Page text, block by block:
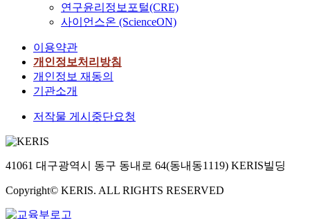
연구윤리정보포털(CRE)
사이언스온 (ScienceON)
이용약관
개인정보처리방침
개인정보 재동의
기관소개
저작물 게시중단요청
41061 대구광역시 동구 동내로 64(동내동1119) KERIS빌딩
Copyright© KERIS. ALL RIGHTS RESERVED